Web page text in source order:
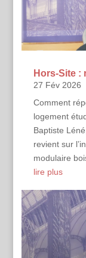
Hors-Site :
27 Fév 2026
Comment
logement
Baptiste
revient sur
modulaire
lire plus